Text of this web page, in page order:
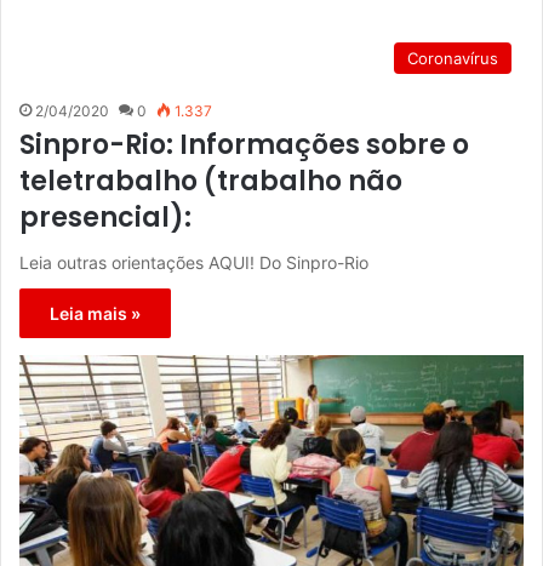
Coronavírus
2/04/2020 0 1.337
Sinpro-Rio: Informações sobre o
teletrabalho (trabalho não
presencial):
Leia outras orientações AQUI! Do Sinpro-Rio
Leia mais »